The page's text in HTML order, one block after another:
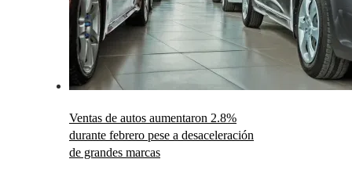
Ventas de autos aumentaron 2.8%
durante febrero pese a desaceleración
de grandes marcas